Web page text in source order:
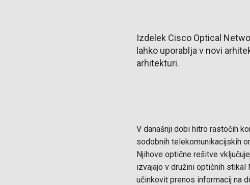
Izdelek Cisco Optical
lahko uporablja v novi
arhitekturi.
V današnji dobi hitro rastočih
sodobnih telekomunikacijskih
Njihove optične rešitve
izvajajo v družini optičnih stikal
učinkovit prenos informacij na